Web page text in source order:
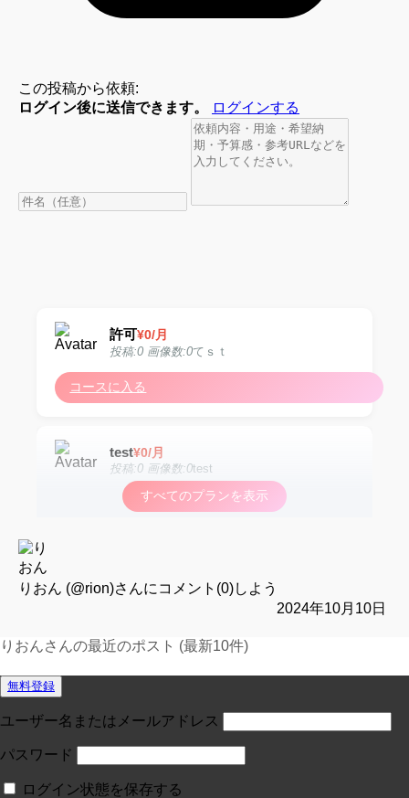
この投稿から依頼:
ログイン後に送信できます。
ログインする
許可¥0/月
投稿:0 画像数:0てｓｔ
コースに入る
test¥0/月
投稿:0 画像数:0test
コースに入る
投稿:0 画像数:0 test
すべてのプランを表示
りおん (@rion)さんにコメント(0)しよう
2024年10月10日
りおんさんの最近のポスト (最新10件)
無料登録
ユーザー名またはメールアドレス
パスワード
ログイン状態を保存する